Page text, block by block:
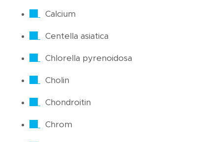
Calcium
Centella asiatica
Chlorella pyrenoidosa
Cholin
Chondroitin
Chrom